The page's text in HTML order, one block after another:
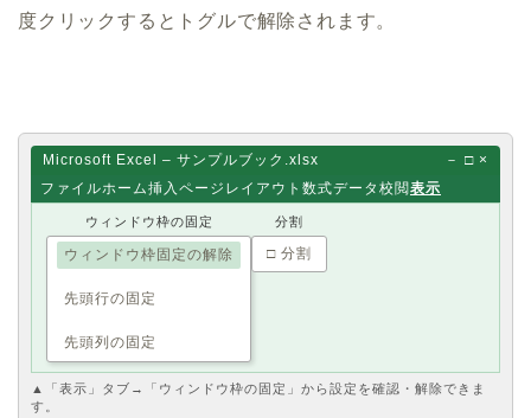
度クリックするとトグルで解除されます。
Microsoft Excel – サンプルブック.xlsx
－ □ ×
ファイルホーム挿入 ページレイアウト 数式データ 校閲表示
ウィンドウ枠の固定
ウィンドウ枠固定の解除
先頭行の固定
先頭列の固定
分割
□ 分割
▲「表示」タブ→「ウィンドウ枠の固定」から設定を確認・解除できま
す。